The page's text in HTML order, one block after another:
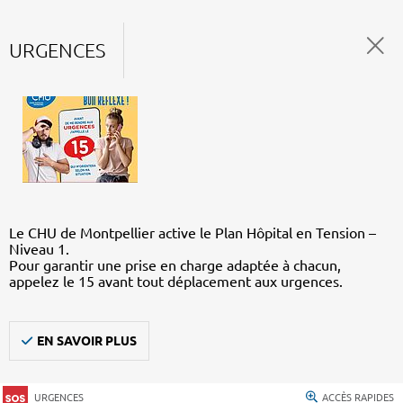
URGENCES
Le CHU de Montpellier active le Plan Hôpital en Tension –
Niveau 1.
Pour garantir une prise en charge adaptée à chacun,
appelez le 15 avant tout déplacement aux urgences.
EN SAVOIR PLUS
URGENCES ACCÈS RAPIDES